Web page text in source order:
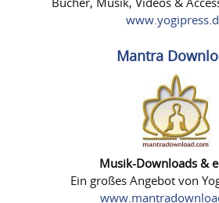
Mantra
Musik-Downloads &
Ein großes Angebot von